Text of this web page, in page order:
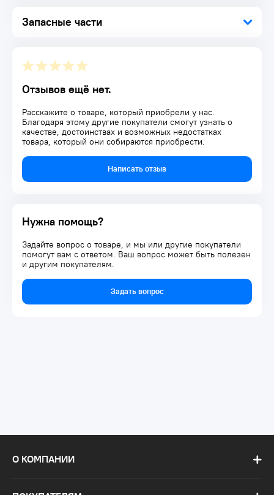
Запасные части
Отзывов ещё нет.
Расскажите о товаре, который приобрели у нас.
Благодаря этому другие покупатели смогут узнать о
качестве, достоинствах и возможных недостатках
товара, который они собираются приобрести.
Написать отзыв
Нужна помощь?
Задайте вопрос о товаре, и мы или другие покупатели
помогут вам с ответом. Ваш вопрос может быть полезен
и другим покупателям.
Задать вопрос
О КОМПАНИИ